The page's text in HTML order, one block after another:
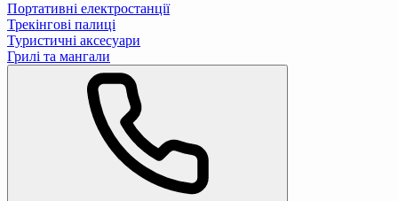
Портативні електростанції
Трекінгові палиці
Туристичні аксесуари
Грилі та мангали